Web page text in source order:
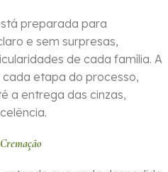
preparada para
e sem surpresas,
de cada família. A
etapa do processo,
a entrega das cinzas,